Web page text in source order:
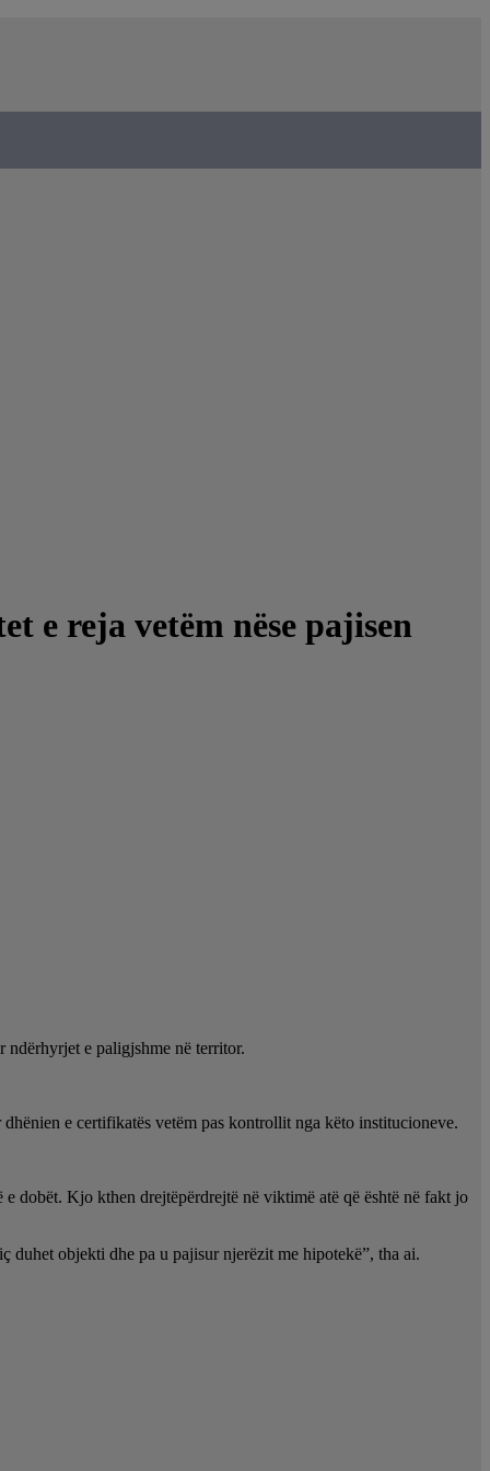
e reja vetëm nëse pajisen
e paligjshme në territor.
e certifikatës vetëm pas kontrollit nga këto institucioneve.
dobët. Kjo kthen drejtëpërdrejtë në viktimë atë që është në fakt jo
duhet objekti dhe pa u pajisur njerëzit me hipotekë”, tha ai.